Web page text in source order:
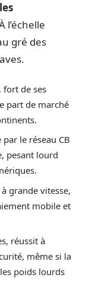
l’échelle
gré des
fort de ses
part de marché
le réseau CB
pesant lourd
grande vitesse,
mobile et
réussit à
même si la
poids lourds